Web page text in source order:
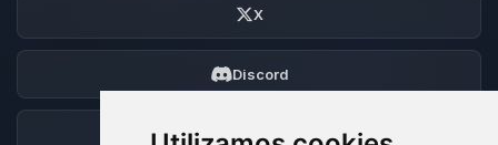
X
Discord
Foro